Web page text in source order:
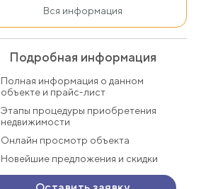
Вся информация
Подробная информация
Полная информация о данном
объекте и прайс-лист
Этапы процедуры приобретения
недвижимости
Онлайн просмотр объекта
Новейшие предложения и скидки